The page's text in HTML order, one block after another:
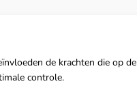
de krachten die op de
controle.